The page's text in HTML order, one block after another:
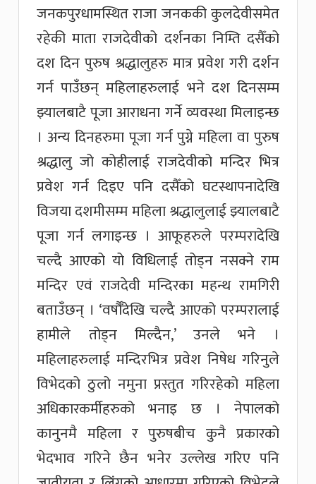
जनकपुरधामस्थित राजा जनककी कुलदेवीसमेत
रहेकी माता राजदेवीको दर्शनका निम्ति दसैँको
दश दिन पुरुष श्रद्धालुहरु मात्र प्रवेश गरी दर्शन
गर्न पाउँछन् महिलाहरुलाई भने दश दिनसम्म
झ्यालबाटै पूजा आराधना गर्ने व्यवस्था मिलाइन्छ
। अन्य दिनहरुमा पूजा गर्न पुग्ने महिला वा पुरुष
श्रद्धालु जो कोहीलाई राजदेवीको मन्दिर भित्र
प्रवेश गर्न दिइए पनि दसैँको घटस्थापनादेखि
विजया दशमीसम्म महिला श्रद्धालुलाई झ्यालबाटै
पूजा गर्न लगाइन्छ । आफूहरुले परम्परादेखि
चल्दै आएको यो विधिलाई तोड्न नसक्ने राम
मन्दिर एवं राजदेवी मन्दिरका महन्थ रामगिरी
बताउँछन् । ‘वर्षौँदेखि चल्दै आएको परम्परालाई
हामीले तोड्न मिल्दैन,’ उनले भने ।
महिलाहरुलाई मन्दिरभित्र प्रवेश निषेध गरिनुले
विभेदको ठुलो नमुना प्रस्तुत गरिरहेको महिला
अधिकारकर्मीहरुको भनाइ छ । नेपालको
कानुनमै महिला र पुरुषबीच कुनै प्रकारको
भेदभाव गरिने छैन भनेर उल्लेख गरिए पनि